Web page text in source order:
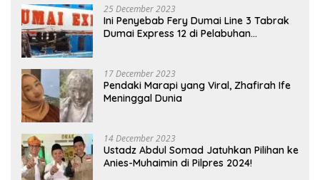
25 December 2023
Ini Penyebab Fery Dumai Line 3 Tabrak
Dumai Express 12 di Pelabuhan
17 December 2023
Pendaki Marapi yang Viral, Zhafirah Ife
Meninggal Dunia
14 December 2023
Ustadz Abdul Somad Jatuhkan Pilihan ke
Anies-Muhaimin di Pilpres 2024!